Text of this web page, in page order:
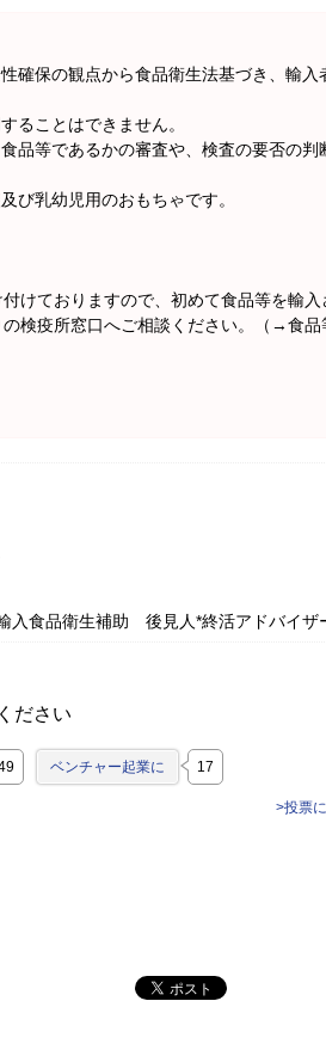
確保の観点から食品衛生法基づき、輸入
ることはできません。
品等であるかの審査や、検査の要否の判
び乳幼児用のおもちゃです。
けておりますので、初めて食品等を輸入
検疫所窓口へご相談ください。（→食品
食品衛生補助 後見人*終活アドバイザ
ださい
ベンチャー起業に 17
>投票